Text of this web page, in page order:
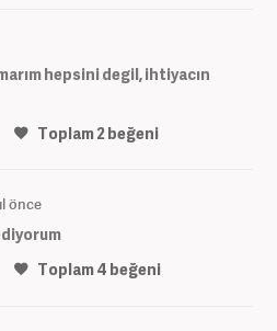
hepsini degil, ihtiyacın
Toplam2beğeni
önce
Toplam4 beğeni